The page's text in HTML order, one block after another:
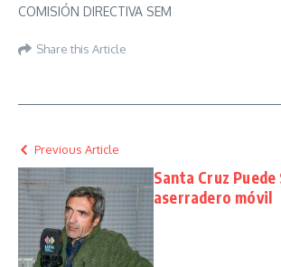
COMISIÓN DIRECTIVA SEM
Share this Article
Previous Article
Santa Cruz
aserradero móvil